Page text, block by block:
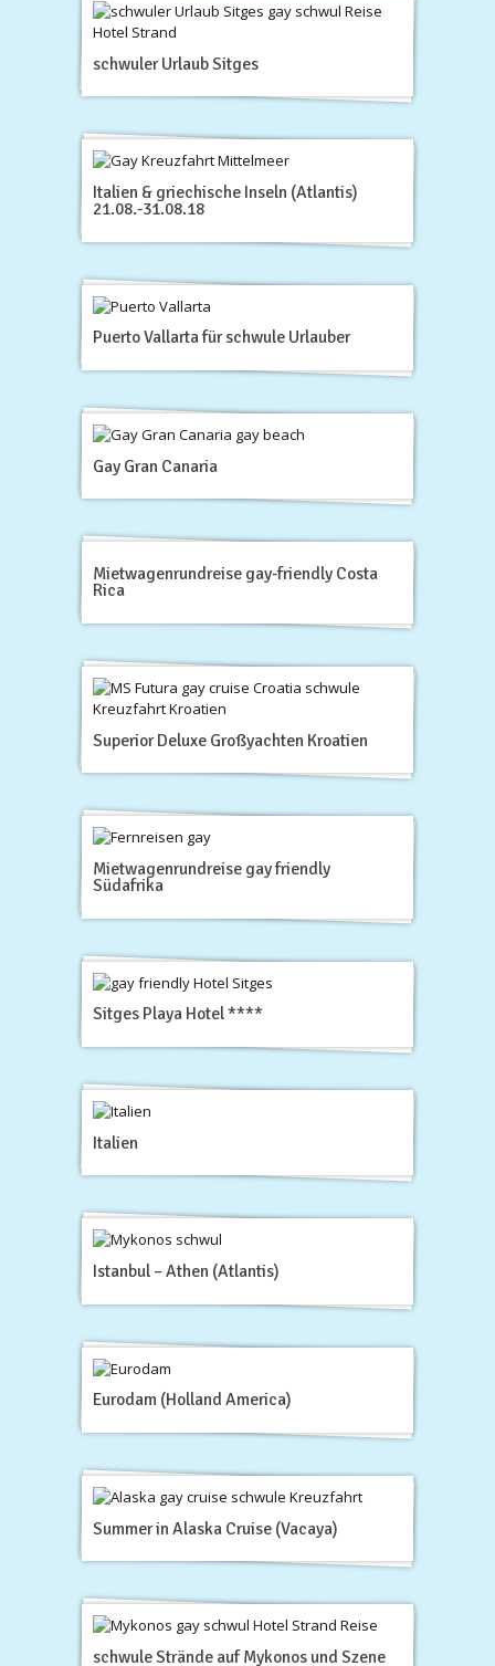
schwuler Urlaub Sitges
Italien & griechische Inseln (Atlantis)
21.08.-31.08.18
Puerto Vallarta für schwule Urlauber
Gay Gran Canaria
Mietwagenrundreise gay-friendly Costa
Rica
Superior Deluxe Großyachten Kroatien
Mietwagenrundreise gay friendly
Südafrika
Sitges Playa Hotel ****
Italien
Istanbul – Athen (Atlantis)
Eurodam (Holland America)
Summer in Alaska Cruise (Vacaya)
schwule Strände auf Mykonos und Szene